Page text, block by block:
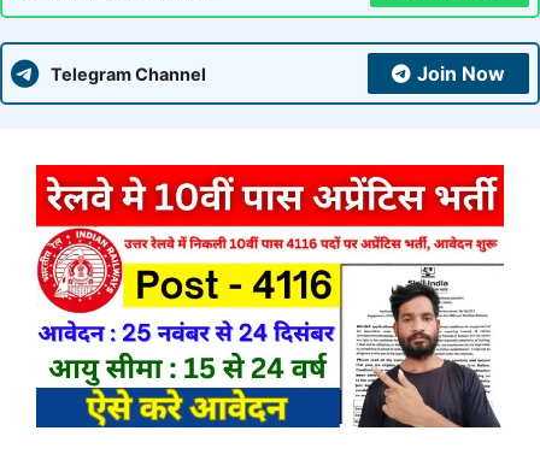
Telegram Channel Join Now